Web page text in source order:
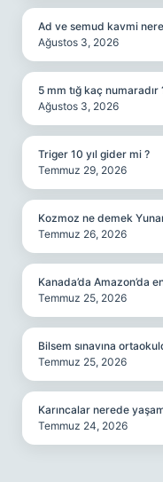
Ad ve semud kavmi
Ağustos 3, 2026
5 mm tığ kaç numaradır
Ağustos 3, 2026
Triger 10 yıl gider mi ?
Temmuz 29, 2026
Kozmoz ne demek
Temmuz 26, 2026
Kanada’da Amazon’da
Temmuz 25, 2026
Bilsem sınavına
Temmuz 25, 2026
Karıncalar nerede
Temmuz 24, 2026